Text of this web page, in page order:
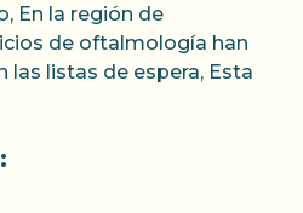
En la región de
de oftalmología han
las listas de espera, Esta